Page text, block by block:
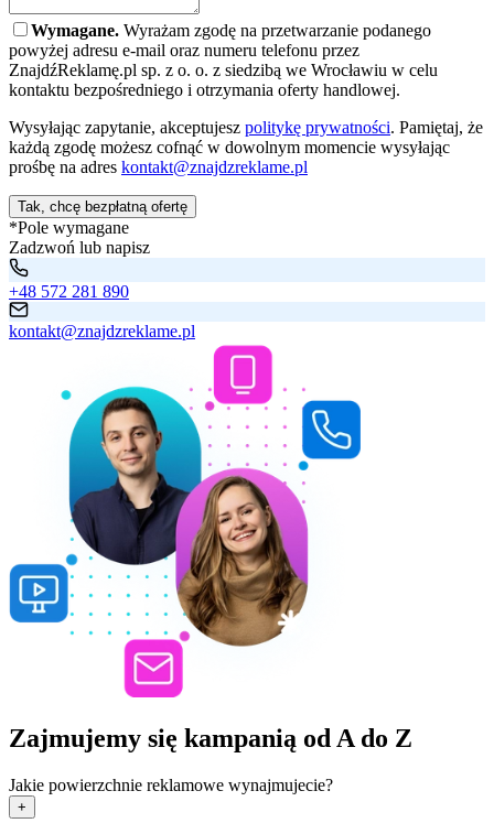
Wymagane. Wyrażam zgodę na przetwarzanie podanego
powyżej adresu e-mail oraz numeru telefonu przez
ZnajdźReklamę.pl sp. z o. o. z siedzibą we Wrocławiu w celu
kontaktu bezpośredniego i otrzymania oferty handlowej.
Wysyłając zapytanie, akceptujesz politykę prywatności. Pamiętaj, że
każdą zgodę możesz cofnąć w dowolnym momencie wysyłając
prośbę na adres kontakt@znajdzreklame.pl
Tak, chcę bezpłatną ofertę
*Pole wymagane
Zadzwoń lub napisz
+48 572 281 890
kontakt@znajdzreklame.pl
Zajmujemy się kampanią od A do Z
Jakie powierzchnie reklamowe wynajmujecie?
+